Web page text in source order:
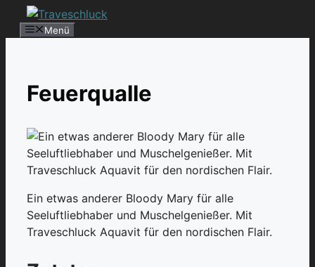
Zum
Inhalt
Menü
Feuerqualle
Ein etwas anderer Bloody Mary für alle
Seeluftliebhaber und Muschelgenießer. Mit
Traveschluck Aquavit für den nordischen Flair.